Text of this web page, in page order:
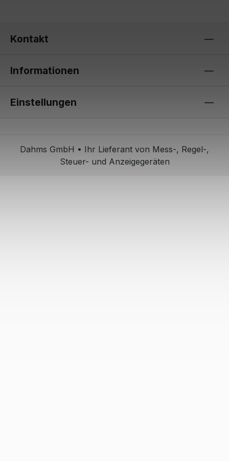
Kontakt
Informationen
Einstellungen
Dahms GmbH • Ihr Lieferant von Mess-, Regel-,
Steuer- und Anzeigegeräten